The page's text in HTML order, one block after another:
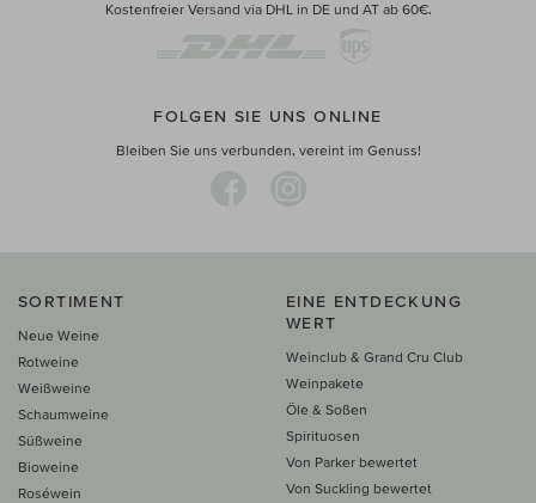
Kostenfreier Versand via DHL in DE und AT ab 60€.
FOLGEN SIE UNS ONLINE
Bleiben Sie uns verbunden, vereint im Genuss!
SORTIMENT
Neue Weine
Rotweine
Weißweine
Schaumweine
Süßweine
Bioweine
Roséwein
EINE ENTDECKUNG
WERT
Weinclub & Grand Cru Club
Weinpakete
Öle & Soßen
Spirituosen
Von Parker bewertet
Von Suckling bewertet